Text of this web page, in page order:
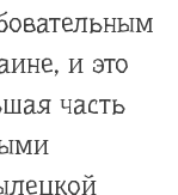
и это
часть